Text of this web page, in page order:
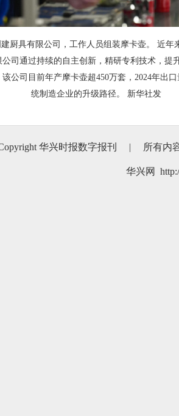
厨具有限公司，工作人员组装摩卡壶。 近年
司通过持续的自主创新，精研专利技术，提
公司目前年产摩卡壶超450万套，2024年出
统制造企业的升级路径。 新华社发
华兴时报数字报刊 | 所有内
华兴网